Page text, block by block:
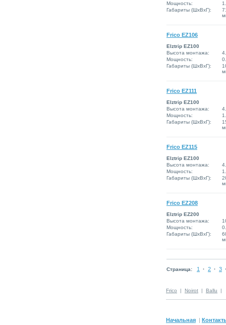
Мощность:
Габариты (ШxВxГ):
Frico EZ106
Elztrip EZ100
Высота монтажа:
Мощность:
Габариты (ШxВxГ):
Frico EZ111
Elztrip EZ100
Высота монтажа:
Мощность:
Габариты (ШxВxГ):
Frico EZ115
Elztrip EZ100
Высота монтажа:
Мощность:
Габариты (ШxВxГ):
Frico EZ208
Elztrip EZ200
Высота монтажа:
Мощность:
Габариты (ШxВxГ):
Страница: 1 · 2 · 3
Frico | Noirot | Ballu |
Начальная |